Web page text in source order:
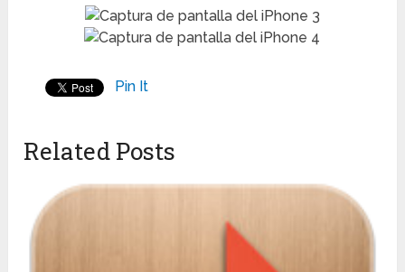
Pin It
Related Posts